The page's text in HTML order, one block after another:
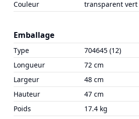
Couleur transparent vert
Emballage
Type
704645 (12)
Longueur
72 cm
Largeur
48 cm
Hauteur
47 cm
Poids
17.4 kg